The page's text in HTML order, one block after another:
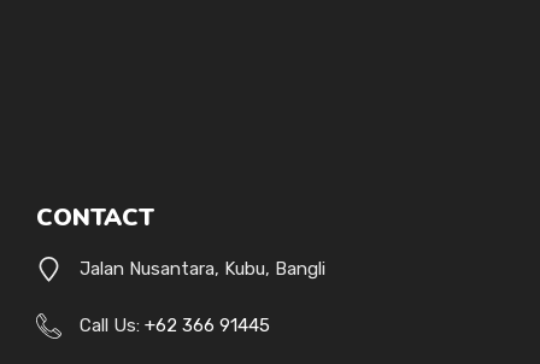
CONTACT
Jalan Nusantara, Kubu, Bangli
Call Us: +62 366 91445